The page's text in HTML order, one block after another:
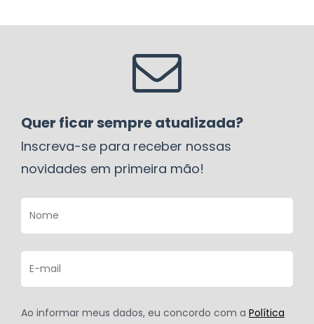
Quer ficar sempre atualizada?
Inscreva-se para receber nossas
novidades em primeira mão!
Ao informar meus dados, eu concordo com a Política